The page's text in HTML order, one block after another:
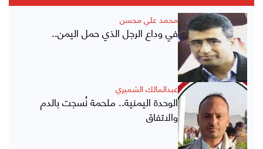
محمد علي محسن
في وداع الرجل الذي حمل اليمن..
عبدالمالك الشميري
الوحدة اليمنية.. ملحمة نُسجت بالدم
والاتفاق